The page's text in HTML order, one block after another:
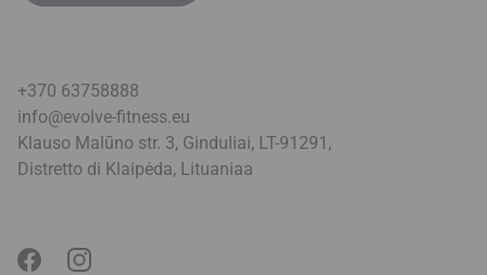
+370 63758888
info@evolve-fitness.eu
Klauso Malūno str. 3, Ginduliai, LT-91291,
Distretto di Klaipėda, Lituaniaa